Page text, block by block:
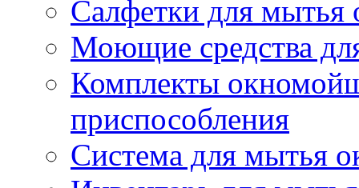
Салфетки для мытья
Моющие средства
Комплекты
приспособления
Система для мытья